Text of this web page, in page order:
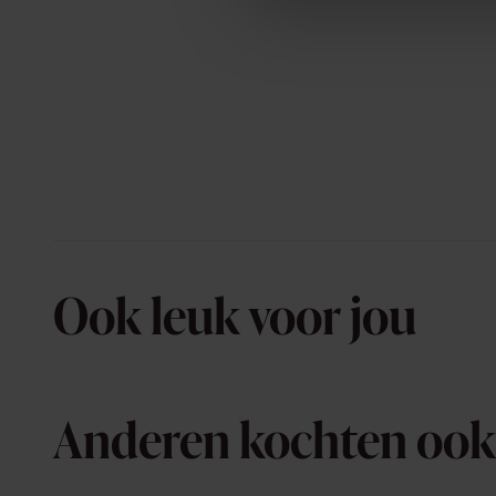
Ook leuk voor jou
Anderen kochten ook